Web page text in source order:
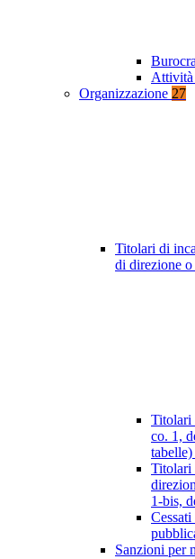
Attività
Organizzazione 27
Titolari di
di direzione
Titolari
co. 1,
tabelle)
Titolari
1-bis,
Sanzioni per